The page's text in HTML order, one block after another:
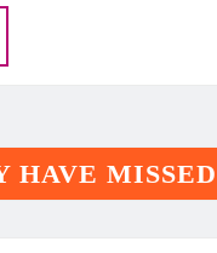
HAVE MISSED